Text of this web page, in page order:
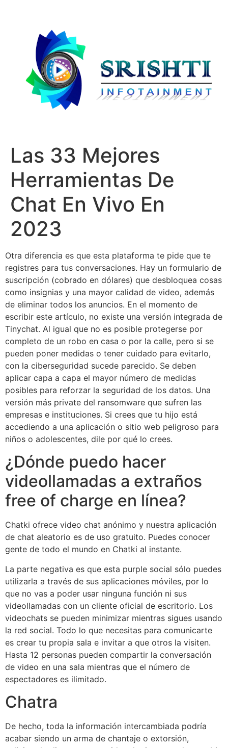
Las 33 Mejores
Herramientas De
Chat En Vivo En
2023
Otra diferencia es que esta plataforma te pide que te
registres para tus conversaciones. Hay un formulario de
suscripción (cobrado en dólares) que desbloquea cosas
como insignias y una mayor calidad de video, además
de eliminar todos los anuncios. En el momento de
escribir este artículo, no existe una versión integrada de
Tinychat. Al igual que no es posible protegerse por
completo de un robo en casa o por la calle, pero si se
pueden poner medidas o tener cuidado para evitarlo,
con la ciberseguridad sucede parecido. Se deben
aplicar capa a capa el mayor número de medidas
posibles para reforzar la seguridad de los datos. Una
versión más private del ransomware que sufren las
empresas e instituciones. Si crees que tu hijo está
accediendo a una aplicación o sitio web peligroso para
niños o adolescentes, dile por qué lo crees.
¿Dónde puedo hacer
videollamadas a extraños
free of charge en línea?
Chatki ofrece video chat anónimo y nuestra aplicación
de chat aleatorio es de uso gratuito. Puedes conocer
gente de todo el mundo en Chatki al instante.
La parte negativa es que esta purple social sólo puedes
utilizarla a través de sus aplicaciones móviles, por lo
que no vas a poder usar ninguna función ni sus
videollamadas con un cliente oficial de escritorio. Los
videochats se pueden minimizar mientras sigues usando
la red social. Todo lo que necesitas para comunicarte
es crear tu propia sala e invitar a que otros la visiten.
Hasta 12 personas pueden compartir la conversación
de video en una sala mientras que el número de
espectadores es ilimitado.
Chatra
De hecho, toda la información intercambiada podría
acabar siendo un arma de chantaje o extorsión,